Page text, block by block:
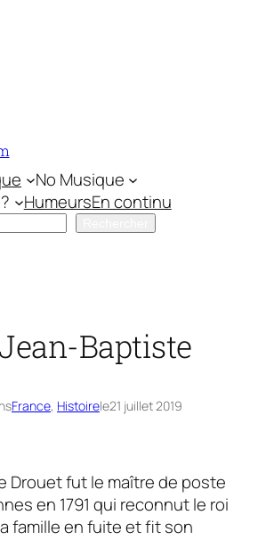
No Musique
HumeursEn continu
Baptiste
France, Histoirele21 juillet 2019
Drouet fut le maître de poste
en 1791 qui reconnut le roi
famille en fuite et fit son